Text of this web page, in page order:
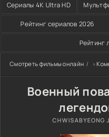
Сериалы 4K Ultra HD
Рейтинг сериалов 2026
Рейтинг
Смотреть фильмы онлайн »
Военный
CHWISABYEONG